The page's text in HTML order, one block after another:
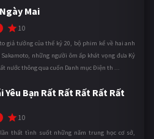
Mai
10
giả tưởng của thế kỷ 20, bộ phim kể về hai anh
Sakamoto, những người ôm ấp khát vọng đưa Kỷ
nước thông qua cuốn Danh mục Điện th ...
Yêu Bạn Rất Rất Rất Rất Rất
10
thất tình suốt những năm trung học cơ sở,